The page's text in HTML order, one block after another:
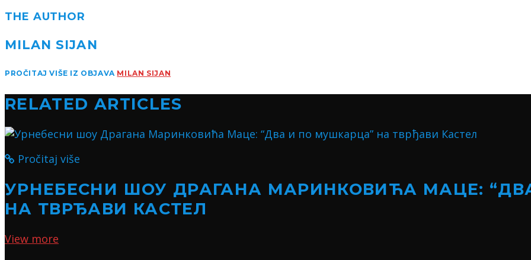
THE AUTHOR
MILAN SIJAN
PROČITAJ VIŠE IZ OBJAVA MILAN SIJAN
RELATED ARTICLES
Pročitaj više
УРНЕБЕСНИ ШОУ ДРАГАНА МАРИНКОВИЋА МАЦЕ:
НА ТВРЂАВИ КАСТЕЛ
View more